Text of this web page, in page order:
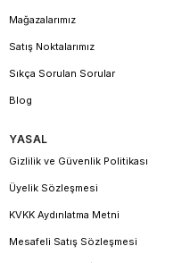
Mağazalarımız
Satış Noktalarımız
Sıkça Sorulan Sorular
Blog
YASAL
Gizlilik ve Güvenlik Politikası
Üyelik Sözleşmesi
KVKK Aydınlatma Metni
Mesafeli Satış Sözleşmesi